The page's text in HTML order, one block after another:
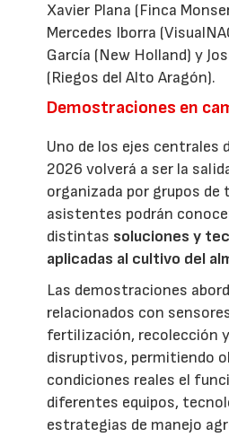
Xavier Plana (Finca
Mercedes Iborra
García (New Holland) y
(Riegos del Alto Aragón).
Demostraciones en
Uno de los ejes centrales
2026 volverá a ser la
organizada por grupos de
asistentes podrán
distintas soluciones y
aplicadas al cultivo del
Las demostraciones
relacionados con
fertilización, recolección
disruptivos, permitiendo
condiciones reales el
diferentes equipos,
estrategias de manejo